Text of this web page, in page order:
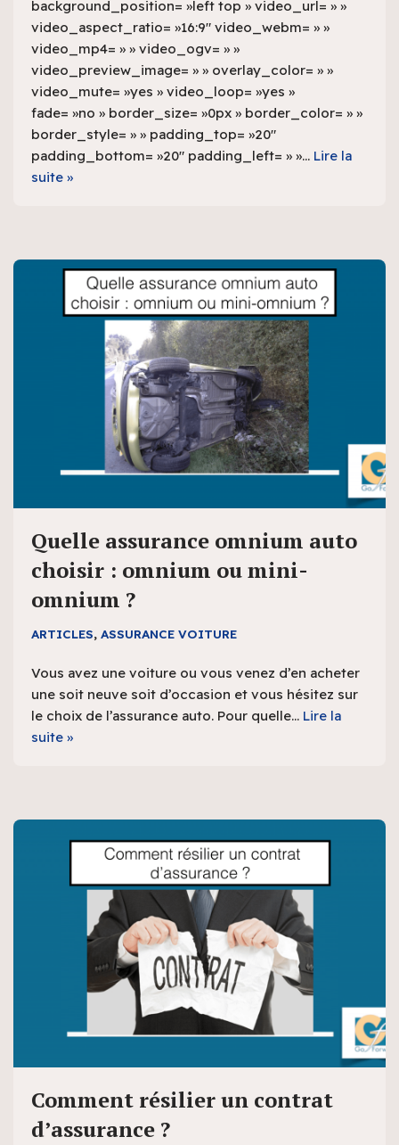
background_position= »left top » video_url= » »
video_aspect_ratio= »16:9″ video_webm= » »
video_mp4= » » video_ogv= » »
video_preview_image= » » overlay_color= » »
video_mute= »yes » video_loop= »yes »
fade= »no » border_size= »0px » border_color= » »
border_style= » » padding_top= »20″
padding_bottom= »20″ padding_left= » »… Lire la
suite »
Quelle assurance omnium auto
choisir : omnium ou mini-
omnium ?
ARTICLES, ASSURANCE VOITURE
Vous avez une voiture ou vous venez d’en acheter
une soit neuve soit d’occasion et vous hésitez sur
le choix de l’assurance auto. Pour quelle… Lire la
suite »
Comment résilier un contrat
d’assurance ?